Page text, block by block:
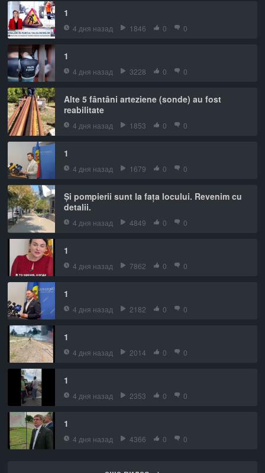
1
4 дня назад 1846 0 0
1
4 дня назад 3228 0 0
Alte 5 fântâni arteziene (sonde) au fost
reabilitate
4 дня назад 1853 0 0
1
4 дня назад 1679 0 0
Și pompierii sunt la fața locului. Revenim cu
detalii.
4 дня назад 4849 0 0
1
4 дня назад 7862 0 0
1
4 дня назад 2182 0 0
1
4 дня назад 2014 0 0
1
4 дня назад 2353 0 0
1
4 дня назад 4366 0 0